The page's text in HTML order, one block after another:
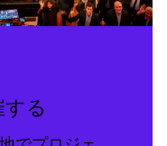
る